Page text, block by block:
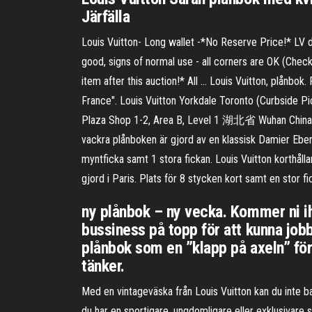
Järfälla
Louis Vuitton- Long wallet -*No Reserve Price!* LV
good, signs of normal use - all corners are OK
item after this auction!* All … Louis Vuitton, plånbok.
France". Louis Vuitton Yorkdale Toronto (Curbside
Plaza Shop 1-2, Area B, Level 1 湖北省 Wuhan
vackra plånboken är gjord av en klassisk Damier
myntficka samt 1 stora fickan. Louis Vuitton
gjord i Paris. Plats för 8 stycken kort samt en stor
ny plånbok – ny vecka. Kommer ni
bussiness på topp för att kunna
plånbok som en ”klapp på axeln”
tänker.
Med en vintageväska från Louis Vuitton kan du inte